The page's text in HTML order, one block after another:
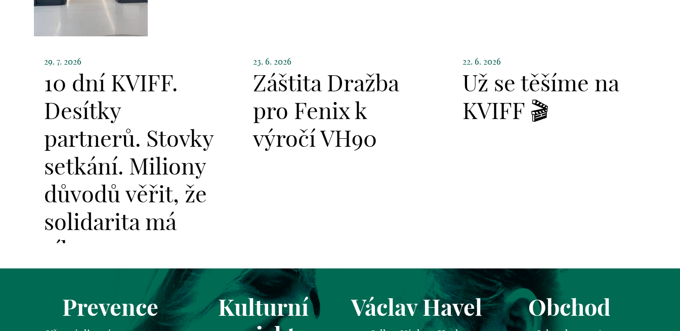
29. 7. 2026
10 dní KVIFF.
Desítky
partnerů. Stovky
setkání. Miliony
důvodů věřit, že
solidarita má
sílu.
23. 6. 2026
Záštita Dražba
pro Fenix k
výročí VH90
22. 6. 2026
Už se těšíme na
KVIFF 🎬
Prevence
Kulturní
Václav Havel Obchod